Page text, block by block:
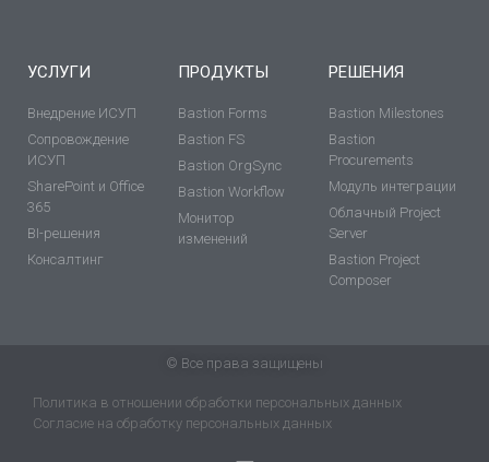
УСЛУГИ
Внедрение ИСУП
Сопровождение
ИСУП
SharePoint и Office
365
BI-решения
Консалтинг
ПРОДУКТЫ
Bastion Forms
Bastion FS
Bastion OrgSync
Bastion Workflow
Монитор
изменений
РЕШЕНИЯ
Bastion Milestones
Bastion
Procurements
Модуль интеграции
Облачный Project
Server
Bastion Project
Composer
© Все права защищены
Политика в отношении обработки персональных данных
Согласие на обработку персональных данных